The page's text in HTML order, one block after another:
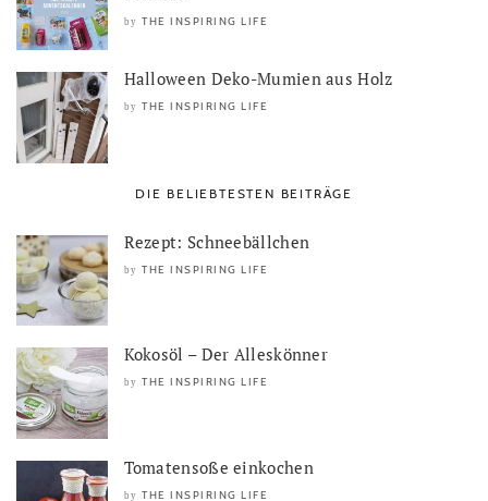
by THE INSPIRING LIFE
Halloween Deko-Mumien aus Holz
by THE INSPIRING LIFE
DIE BELIEBTESTEN BEITRÄGE
Rezept: Schneebällchen
by THE INSPIRING LIFE
Kokosöl – Der Alleskönner
by THE INSPIRING LIFE
Tomatensoße einkochen
by THE INSPIRING LIFE